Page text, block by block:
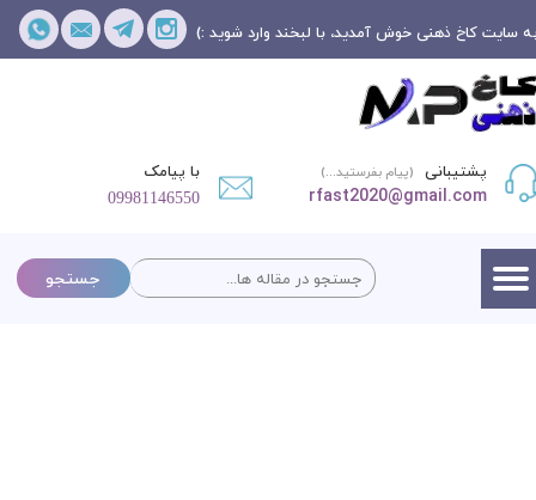
سایت کاخ ذهنی خوش آمدید، با لبخند وارد شوید :)
جستجو
پشتیبانی (پیام بفرستید...)
rfast2020@gmail.com
با پیامک
09981146550